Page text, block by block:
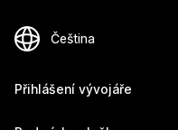
Přihlášení vývojáře